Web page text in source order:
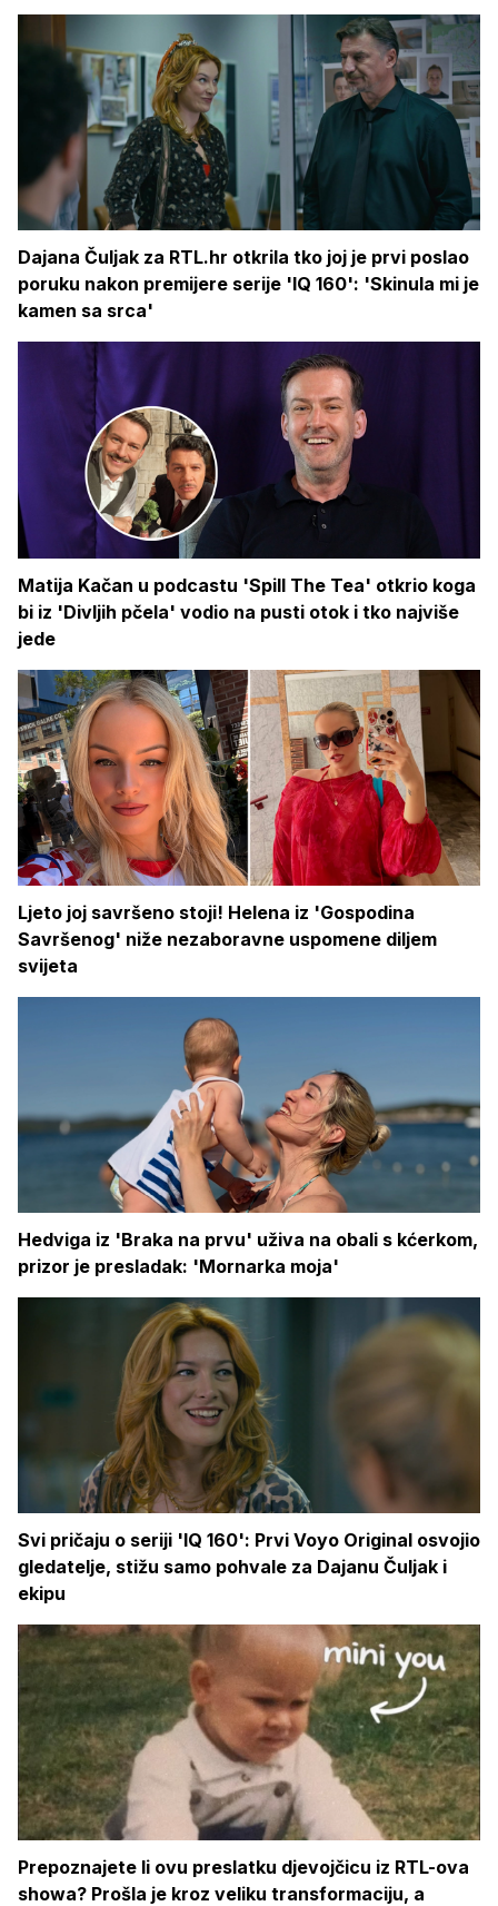
Dajana Čuljak za RTL.hr otkrila tko joj je prvi poslao
poruku nakon premijere serije 'IQ 160': 'Skinula mi je
kamen sa srca'
Matija Kačan u podcastu 'Spill The Tea' otkrio koga
bi iz 'Divljih pčela' vodio na pusti otok i tko najviše
jede
Ljeto joj savršeno stoji! Helena iz 'Gospodina
Savršenog' niže nezaboravne uspomene diljem
svijeta
Hedviga iz 'Braka na prvu' uživa na obali s kćerkom,
prizor je presladak: 'Mornarka moja'
Svi pričaju o seriji 'IQ 160': Prvi Voyo Original osvojio
gledatelje, stižu samo pohvale za Dajanu Čuljak i
ekipu
Prepoznajete li ovu preslatku djevojčicu iz RTL-ova
showa? Prošla je kroz veliku transformaciju, a